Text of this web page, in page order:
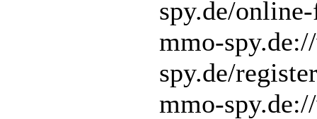
spy.de/
mmo-
spy.de/
mmo-